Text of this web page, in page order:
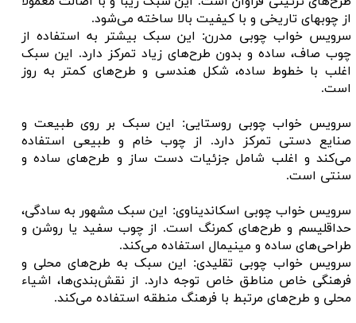
از چوبهای تاریخی و با کیفیت بالا ساخته می‌شود.
سرویس خواب چوبی مدرن: این سبک بیشتر به استفاده از
چوب صاف، ساده و بدون طرح‌های زیاد تمرکز دارد. این سبک
اغلب با خطوط ساده، شکل هندسی و طرح‌های کمتر به روز
است.
سرویس خواب چوبی روستایی: این سبک بر روی طبیعت و
صنایع دستی تمرکز دارد. از چوب خام و طبیعی استفاده
می‌کند و اغلب شامل جزئیات دست ساز و طرح‌های ساده و
سنتی است.
سرویس خواب چوبی اسکاندیناوی: این سبک مشهور به سادگی،
حداقلیسم و طرح‌های کمرنگ است. از چوب سفید یا روشن و
طراحی‌های ساده و مینیمال استفاده می‌کند.
سرویس خواب چوبی تقلیدی: این سبک به طرح‌های محلی و
فرهنگی خاص مناطق خاص توجه دارد. از نقش‌بندی‌ها، اشیاء
محلی و طرح‌های مرتبط با فرهنگ منطقه استفاده می‌کند.